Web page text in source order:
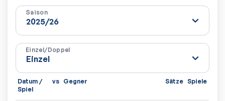
Saison
Einzel/Doppel
Datum /
Spiel
vs Gegner Sätze Spiele